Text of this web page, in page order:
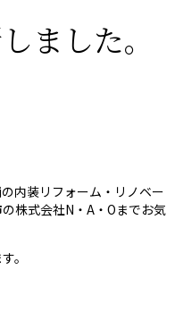
ました。
内装リフォーム・リノベー
株式会社N・A・Oまでお気
。